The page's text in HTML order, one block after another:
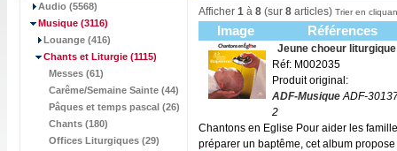
Audio (5568)
Musique (3116)
Louange (416)
Chants et Liturgie (1115)
Messes (61)
Carême/Semaine Sainte (44)
Pâques et temps pascal (26)
Chants (180)
Offices Liturgiques (29)
Afficher 1 à 8 (sur 8 articles) Trier en
Image Références
Jeune choeur liturgique
Réf: M002035
Produit original:
ADF-MusiqueADF-
2
Chantons en Eglise Pour aider les
préparer un baptême, cet album propose